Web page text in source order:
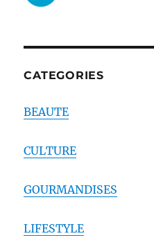
CATEGORIES
BEAUTE
CULTURE
GOURMANDISES
LIFESTYLE